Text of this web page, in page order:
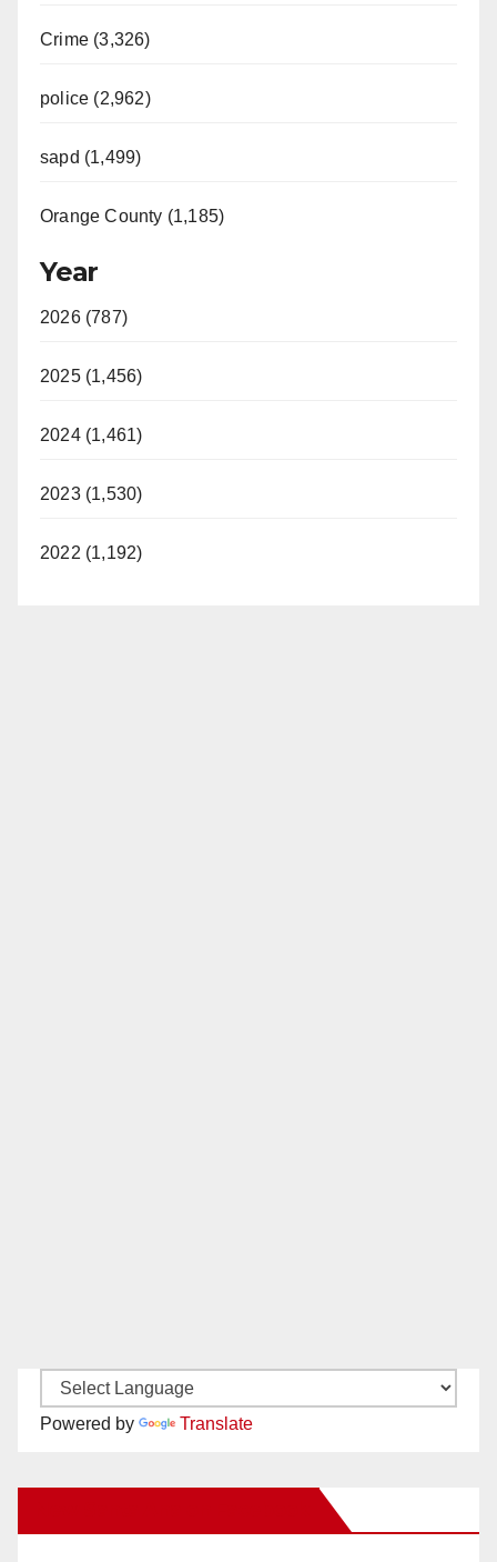
Crime (3,326)
police (2,962)
sapd (1,499)
Orange County (1,185)
Year
2026 (787)
2025 (1,456)
2024 (1,461)
2023 (1,530)
2022 (1,192)
Powered by Translate